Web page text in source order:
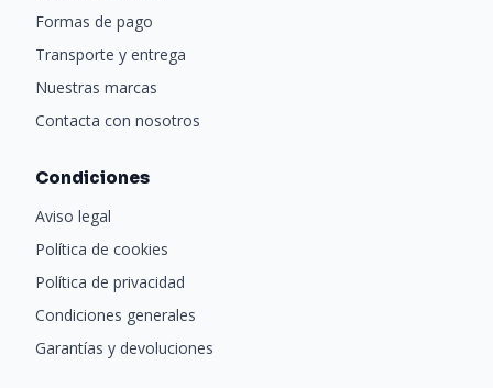
Formas de pago
Transporte y entrega
Nuestras marcas
Contacta con nosotros
Condiciones
Aviso legal
Política de cookies
Política de privacidad
Condiciones generales
Garantías y devoluciones